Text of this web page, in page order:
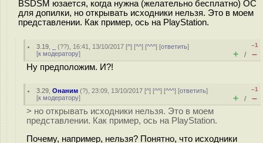
BSDSM юзается, когда нужна (желательно бесплатно) ОС
для допилки, но открывать исходники нельзя. Это в моем
представлении. Как пример, ось на PlayStation.
3.19 (??), 16:41, 13/10/2017 [^] [^^] [^^^] [ответить]
[к модератору]
–1
+ / –
Ну предположим. И?!
3.29 ,Онаним (?), 23:09, 13/10/2017 [^] [^^] [^^^] [ответить]
[к модератору]
–1
+ / –
> но открывать исходники нельзя. Это в моем
представлении. Как пример, ось на PlayStation.
Почему, например, нельзя? Понятно, что исходники